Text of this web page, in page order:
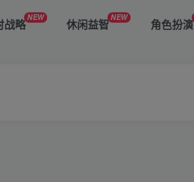
战略NEW 休闲益智NEW 角色扮演